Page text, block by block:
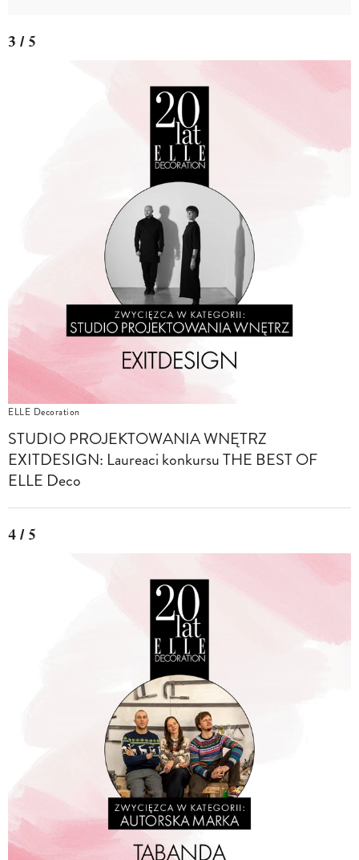
3 / 5
ELLE Decoration
STUDIO PROJEKTOWANIA WNĘTRZ
EXITDESIGN: Laureaci konkursu THE BEST OF
ELLE Deco
4 / 5